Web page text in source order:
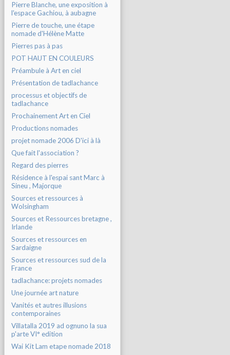
Pierre Blanche, une exposition à
l'espace Gachiou, à aubagne
Pierre de touche, une étape
nomade d'Hélène Matte
Pierres pas à pas
POT HAUT EN COULEURS
Préambule à Art en ciel
Présentation de tadlachance
processus et objectifs de
tadlachance
Prochainement Art en Ciel
Productions nomades
projet nomade 2006 D'ici à là
Que fait l'association ?
Regard des pierres
Résidence à l'espai sant Marc à
Sineu , Majorque
Sources et ressources à
Wolsingham
Sources et Ressources bretagne ,
Irlande
Sources et ressources en
Sardaigne
Sources et ressources sud de la
France
tadlachance: projets nomades
Une journée art nature
Vanités et autres illusions
contemporaines
Villatalla 2019 ad ognuno la sua
p'arte VI° edition
Wai Kit Lam etape nomade 2018